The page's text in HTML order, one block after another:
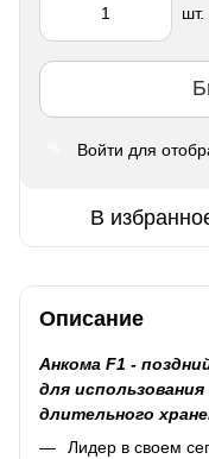
шт.
Войти для
В
Описание
Анкома F1 -
для
длительного
Лидер в своем